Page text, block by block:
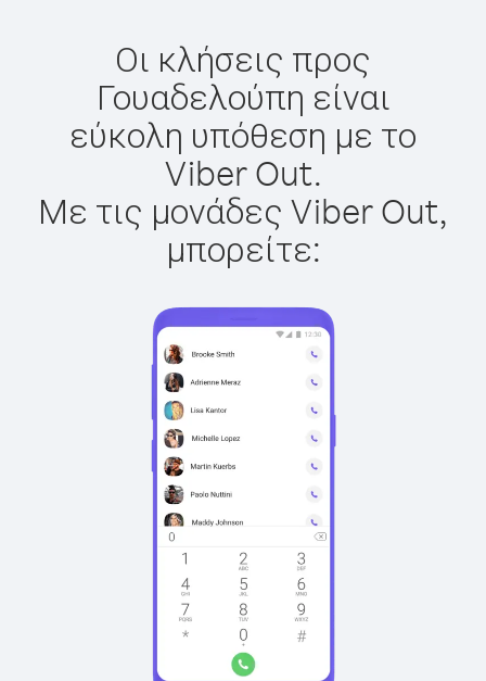
Οι κλήσεις προς
Γουαδελούπη είναι
εύκολη υπόθεση με το
Viber Out.
Με τις μονάδες Viber Out,
μπορείτε: